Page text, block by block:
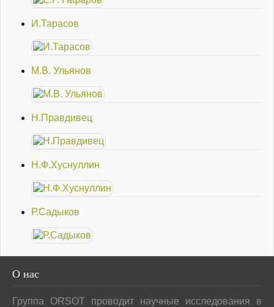
И.Тарасов
М.В. Ульянов
Н.Правдивец
Н.Ф.Хуснуллин
Р.Садыков
О нас
Группа ORSOT проводит научные исследования в